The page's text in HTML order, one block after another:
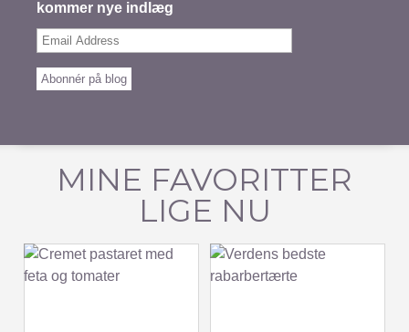
kommer nye indlæg
Email
Abonnér på blog
MINE FAVORITTER
LIGE NU